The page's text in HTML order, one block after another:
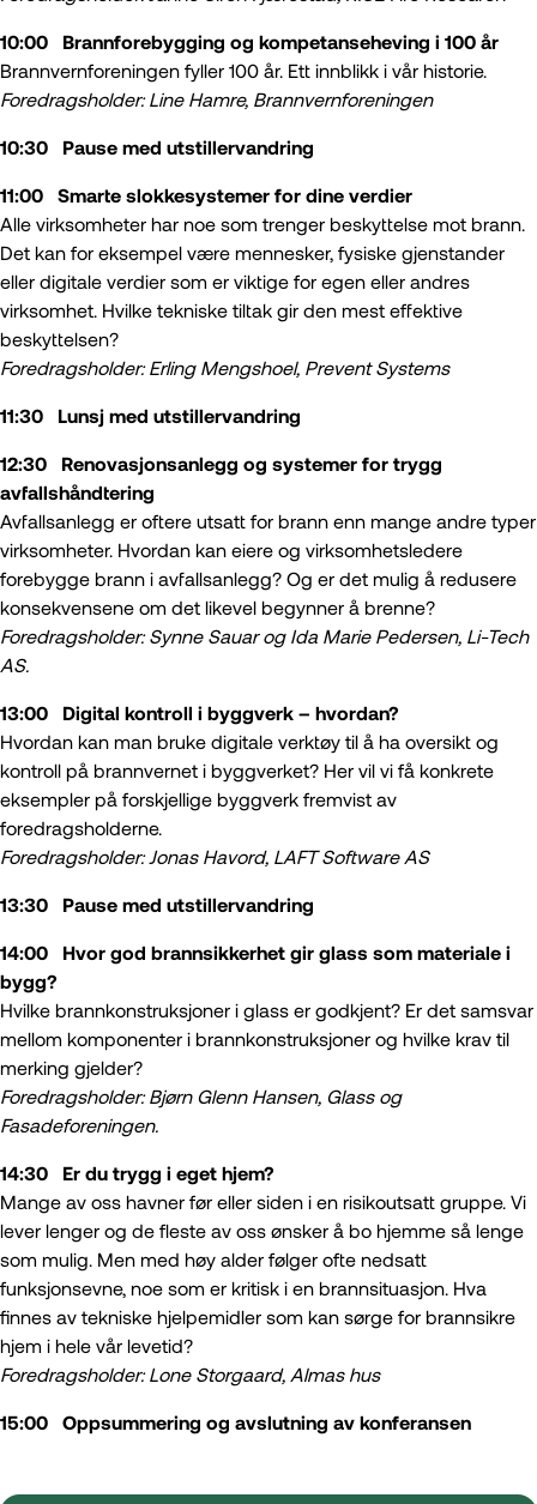
10:00 Brannforebygging og kompetanseheving i 100 år
Brannvernforeningen fyller 100 år. Ett innblikk i vår historie.
Foredragsholder: Line Hamre, Brannvernforeningen
10:30 Pause med utstillervandring
11:00 Smarte slokkesystemer for dine verdier
Alle virksomheter har noe som trenger beskyttelse mot brann.
Det kan for eksempel være mennesker, fysiske gjenstander
eller digitale verdier som er viktige for egen eller andres
virksomhet. Hvilke tekniske tiltak gir den mest effektive
beskyttelsen?
Foredragsholder: Erling Mengshoel, Prevent Systems
11:30 Lunsj med utstillervandring
12:30 Renovasjonsanlegg og systemer for trygg
avfallshåndtering
Avfallsanlegg er oftere utsatt for brann enn mange andre typer
virksomheter. Hvordan kan eiere og virksomhetsledere
forebygge brann i avfallsanlegg? Og er det mulig å redusere
konsekvensene om det likevel begynner å brenne?
Foredragsholder: Synne Sauar og Ida Marie Pedersen, Li-Tech
AS.
13:00 Digital kontroll i byggverk – hvordan?
Hvordan kan man bruke digitale verktøy til å ha oversikt og
kontroll på brannvernet i byggverket? Her vil vi få konkrete
eksempler på forskjellige byggverk fremvist av
foredragsholderne.
Foredragsholder: Jonas Havord, LAFT Software AS
13:30 Pause med utstillervandring
14:00 Hvor god brannsikkerhet gir glass som materiale i
bygg?
Hvilke brannkonstruksjoner i glass er godkjent? Er det samsvar
mellom komponenter i brannkonstruksjoner og hvilke krav til
merking gjelder?
Foredragsholder: Bjørn Glenn Hansen, Glass og
Fasadeforeningen.
14:30 Er du trygg i eget hjem?
Mange av oss havner før eller siden i en risikoutsatt gruppe. Vi
lever lenger og de fleste av oss ønsker å bo hjemme så lenge
som mulig. Men med høy alder følger ofte nedsatt
funksjonsevne, noe som er kritisk i en brannsituasjon. Hva
finnes av tekniske hjelpemidler som kan sørge for brannsikre
hjem i hele vår levetid?
Foredragsholder: Lone Storgaard, Almas hus
15:00 Oppsummering og avslutning av konferansen